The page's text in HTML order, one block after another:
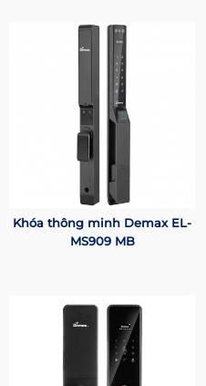
Khóa thông minh Demax EL-
MS909 MB